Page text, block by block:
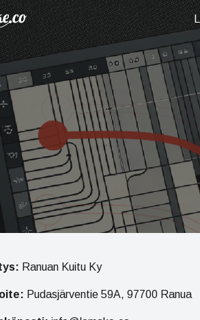
Ranuan Kuitu Ky
Pudasjärventie 59A, 97700 Ranua